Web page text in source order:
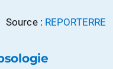
Source : REPORTERRE